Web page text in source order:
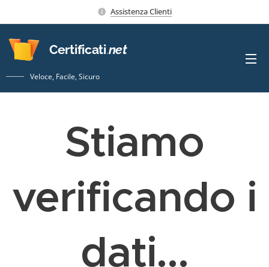
Assistenza Clienti
Certificati.net
Veloce, Facile, Sicuro
Stiamo
verificando i
dati...